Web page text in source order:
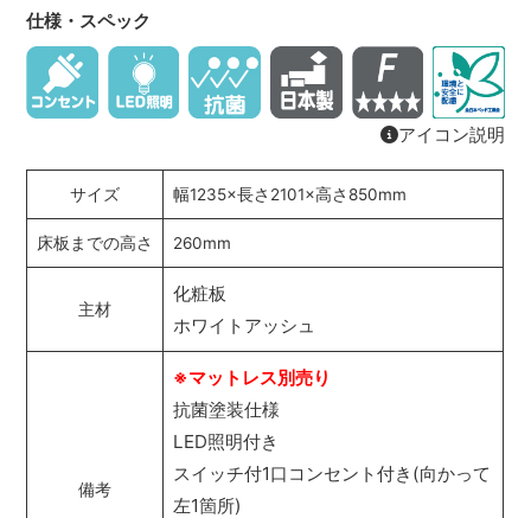
仕様・スペック
アイコン説明
サイズ 幅1235×長さ2101×高さ850mm
床板までの高さ 260mm
主材
化粧板
ホワイトアッシュ
備考
※マットレス別売り
抗菌塗装仕様
LED照明付き
スイッチ付1口コンセント付き(向かって
左1箇所)